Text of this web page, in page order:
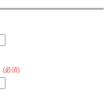
(必須)